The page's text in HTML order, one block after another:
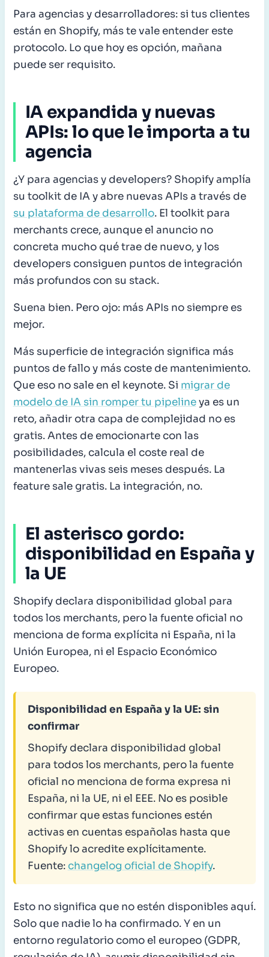
Para agencias y desarrolladores: si tus clientes
están en Shopify, más te vale entender este
protocolo. Lo que hoy es opción, mañana
puede ser requisito.
IA expandida y nuevas
APIs: lo que le importa a tu
agencia
¿Y para agencias y developers? Shopify amplía
su toolkit de IA y abre nuevas APIs a través de
su plataforma de desarrollo. El toolkit para
merchants crece, aunque el anuncio no
concreta mucho qué trae de nuevo, y los
developers consiguen puntos de integración
más profundos con su stack.
Suena bien. Pero ojo: más APIs no siempre es
mejor.
Más superficie de integración significa más
puntos de fallo y más coste de mantenimiento.
Que eso no sale en el keynote. Si migrar de
modelo de IA sin romper tu pipelineya es un
reto, añadir otra capa de complejidad no es
gratis. Antes de emocionarte con las
posibilidades, calcula el coste real de
mantenerlas vivas seis meses después. La
feature sale gratis. La integración, no.
El asterisco gordo:
disponibilidad en España y
la UE
Shopify declara disponibilidad global para
todos los merchants, pero la fuente oficial no
menciona de forma explícita ni España, ni la
Unión Europea, ni el Espacio Económico
Europeo.
Disponibilidad en España y la UE: sin
confirmar
Shopify declara disponibilidad global
para todos los merchants, pero la fuente
oficial no menciona de forma expresa ni
España, ni la UE, ni el EEE. No es posible
confirmar que estas funciones estén
activas en cuentas españolas hasta que
Shopify lo acredite explícitamente.
Fuente: changelog oficial de Shopify.
Esto no significa que no estén disponibles aquí.
Solo que nadie lo ha confirmado. Y en un
entorno regulatorio como el europeo (GDPR,